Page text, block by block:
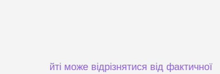
сайті може відрізнятися від фактичної ціни при